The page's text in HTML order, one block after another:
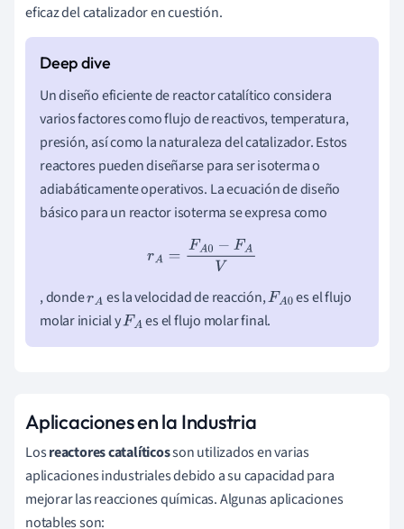
eficaz del catalizador en cuestión.
Un diseño eficiente de reactor catalítico considera
varios factores como flujo de reactivos, temperatura,
presión, así como la naturaleza del catalizador. Estos
reactores pueden diseñarse para ser isoterma o
adiabáticamente operativos. La ecuación de diseño
básico para un reactor isoterma se expresa como
rA =FA0−FAV
, donderA es la velocidad de reacción,FA0 es el flujo
molar inicial yFA es el flujo molar final.
Aplicaciones en la Industria
Losreactores catalíticosson utilizados en varias
aplicaciones industriales debido a su capacidad para
mejorar las reacciones químicas. Algunas aplicaciones
notables son: